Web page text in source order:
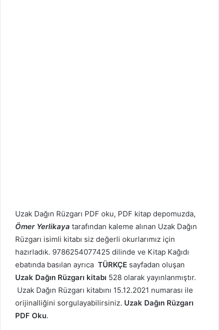
Uzak Dağın Rüzgarı PDF oku, PDF kitap depomuzda,
Ömer Yerlikaya tarafından kaleme alınan Uzak Dağın
Rüzgarı isimli kitabı siz değerli okurlarımız için
hazırladık. 9786254077425 dilinde ve Kitap Kağıdı
ebatında basılan ayrıca TÜRKÇE sayfadan oluşan
Uzak Dağın Rüzgarı kitabı 528 olarak yayınlanmıştır.
Uzak Dağın Rüzgarı kitabını 15.12.2021 numarası ile
orijinalliğini sorgulayabilirsiniz. Uzak Dağın Rüzgarı
PDF Oku.